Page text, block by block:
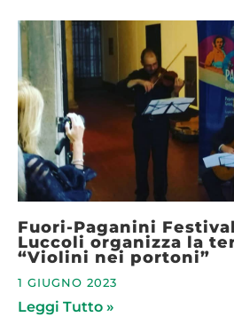
Fuori-Paganini
Luccoli organizza la
“Violini nei portoni”
1 GIUGNO 2023
Leggi Tutto »